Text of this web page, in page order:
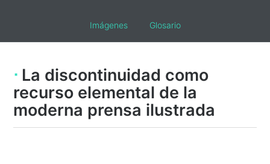
Imágenes Glosario
La discontinuidad como
recurso elemental de la
moderna prensa ilustrada